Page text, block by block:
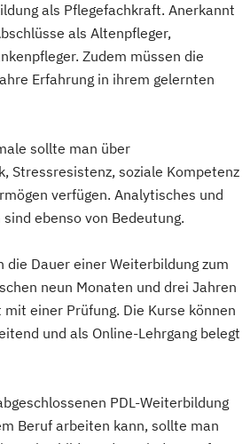
als Pflegefachkraft. Anerkannt
als Altenpfleger,
Zudem müssen die
Erfahrung in ihrem gelernten
sollte man über
Stressresistenz, soziale Kompetenz
verfügen. Analytisches und
ebenso von Bedeutung.
die Dauer einer Weiterbildung zum
neun Monaten und drei Jahren
einer Prüfung. Die Kurse können
und als Online-Lehrgang belegt
PDL-Weiterbildung
Beruf arbeiten kann, sollte man